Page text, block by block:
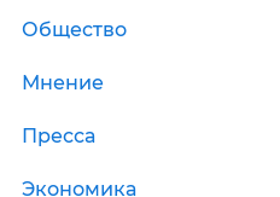
Общество
Мнение
Пресса
Экономика